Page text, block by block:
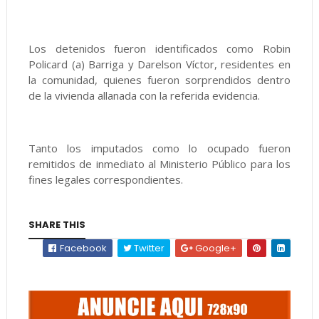
Los detenidos fueron identificados como Robin
Policard (a) Barriga y Darelson Víctor, residentes en
la comunidad, quienes fueron sorprendidos dentro
de la vivienda allanada con la referida evidencia.
Tanto los imputados como lo ocupado fueron
remitidos de inmediato al Ministerio Público para los
fines legales correspondientes.
SHARE THIS
Facebook
Twitter Google+